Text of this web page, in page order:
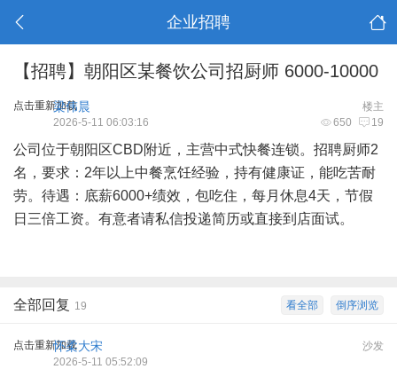
企业招聘
【招聘】朝阳区某餐饮公司招厨师 6000-10000
点击重新加载 楼主
梁伟晨
650 19
2026-5-11 06:03:16
公司位于朝阳区CBD附近，主营中式快餐连锁。招聘厨师2
名，要求：2年以上中餐烹饪经验，持有健康证，能吃苦耐
劳。待遇：底薪6000+绩效，包吃住，每月休息4天，节假
日三倍工资。有意者请私信投递简历或直接到店面试。
倒序浏览
看全部
全部回复 19
点击重新加载 沙发
怀柔大宋
2026-5-11 05:52:09